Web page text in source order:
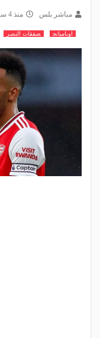
مباشر بلس منذ 4 سنوات
اوباميانج صفقات النصر